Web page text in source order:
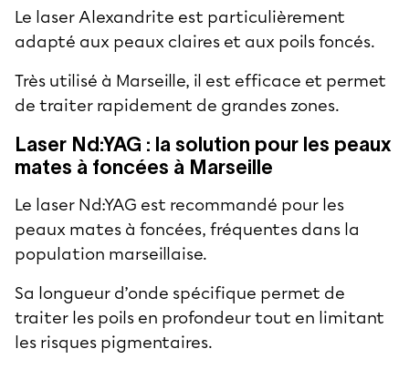
Le laser Alexandrite est particulièrement
adapté aux peaux claires et aux poils foncés.
Très utilisé à Marseille, il est efficace et permet
de traiter rapidement de grandes zones.
Laser Nd:YAG : la solution pour les peaux
mates à foncées à Marseille
Le laser Nd:YAG est recommandé pour les
peaux mates à foncées, fréquentes dans la
population marseillaise.
Sa longueur d’onde spécifique permet de
traiter les poils en profondeur tout en limitant
les risques pigmentaires.